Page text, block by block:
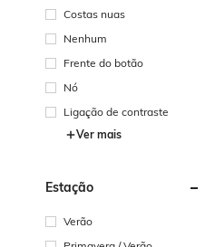
Costas nuas
Nenhum
Frente do botão
Nó
Ligação de contraste
Ver mais
Estação
Verão